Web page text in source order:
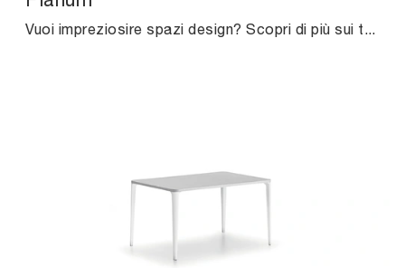
Vuoi impreziosire spazi design? Scopri di più sui tavoli design fissi: il modello da pranzo Planum ti sta aspettando.